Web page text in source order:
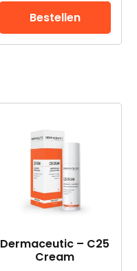
Bestellen
Dermaceutic – C25
Cream